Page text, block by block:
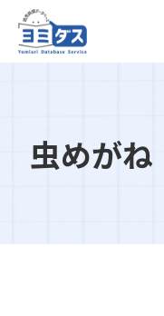
虫めがね